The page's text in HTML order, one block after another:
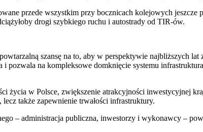
przede wszystkim przy bocznicach kolejowych
drogi szybkiego ruchu i autostrady od TIR-ów.
szansę na to, aby w perspektywie najbliższych
pozwala na kompleksowe domknięcie systemu
życia w Polsce, zwiększenie atrakcyjności inwestycyjnej
także zapewnienie trwałości infrastruktury.
– administracja publiczna, inwestorzy i wykonawcy –